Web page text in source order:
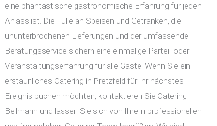
eine phantastische gastronomische Erfahrung für jeden
Anlass ist. Die Fülle an Speisen und Getränken, die
ununterbrochenen Lieferungen und der umfassende
Beratungsservice sichern eine einmalige Partei- oder
Veranstaltungserfahrung für alle Gäste. Wenn Sie ein
erstaunliches Catering in Pretzfeld für Ihr nächstes
Ereignis buchen möchten, kontaktieren Sie Catering
Bellmann und lassen Sie sich von Ihrem professionellen